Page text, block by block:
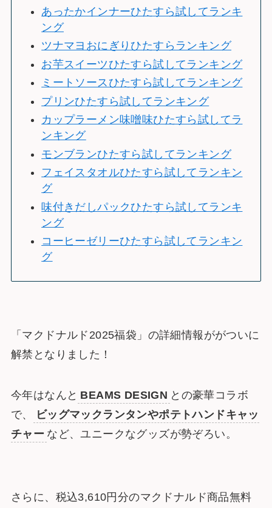
あったかインナーひたすら試してランキ
ング
ツナマヨおにぎりひたすらランキング
お芋スイーツひたすら試してランキング
ミートソースひたすら試してランキング
プリンひたすら試してランキング
カップラーメン味噌味ひたすら試してラ
ンキング
モンブランひたすら試してランキング
フェイスタオルひたすら試してランキン
グ
味付きだしパックひたすら試してランキ
ング
コーヒーゼリーひたすら試してランキン
グ
「マクドナルド2025福袋」の詳細情報ががついに
解禁となりました！
今年はなんと BEAMS DESIGN との豪華コラボ
で、
ビッグマックランタンやポテトハンドキャッ
チャー など、ユニークなグッズが勢ぞろい。
さらに、税込3,610円分のマクドナルド商品無料